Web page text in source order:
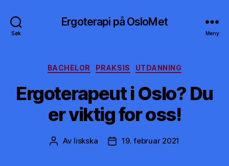
Søk
Ergoterapi på OsloMet
Meny
Kategorier
BACHELOR PRAKSIS UTDANNING
Ergoterapeut i Oslo? Du
er viktig for oss!
Innleggsforfatter
Av liskska Publiseringsdato
19. februar 2021